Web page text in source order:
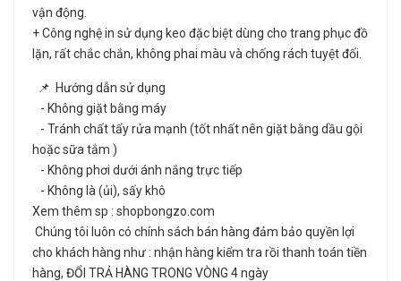
vận động.
+ Công nghệ in sử dụng keo đặc biệt dùng cho trang phục đồ
lặn, rất chắc chắn, không phai màu và chống rách tuyệt đối.
📌 Hướng dẫn sử dụng
- Không giặt bằng máy
- Tránh chất tẩy rửa mạnh (tốt nhất nên giặt bằng dầu gội
hoặc sữa tắm )
- Không phơi dưới ánh nắng trực tiếp
- Không là (ủi), sấy khô
Xem thêm sp : shopbongzo.com
Chúng tôi luôn có chính sách bán hàng đảm bảo quyền lợi
cho khách hàng như : nhận hàng kiểm tra rồi thanh toán tiền
hàng, ĐỔI TRẢ HÀNG TRONG VÒNG 4 ngày